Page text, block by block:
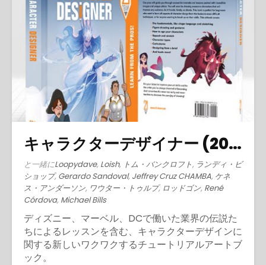
キャラクターデザイナー (2019)
と一緒にLoopydave, Loish, トム・バンクロフト, ランディ・ビ
ショップ, Gerardo Sandoval, Jeffrey Cruz CHAMBA, ケネ
ス・アンダーソン, ワウター・トゥルプ, ロッドゴン, René
Córdova, Michael Bills
ディズニー、マーベル、DCで働いた業界の伝説た
ちによるレッスンを含む、キャラクターデザインに
関する新しいワクワクするチュートリアルアートブ
ック。